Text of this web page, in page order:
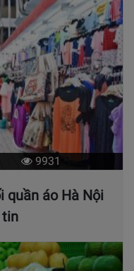
9931
áo Hà Nội
tin